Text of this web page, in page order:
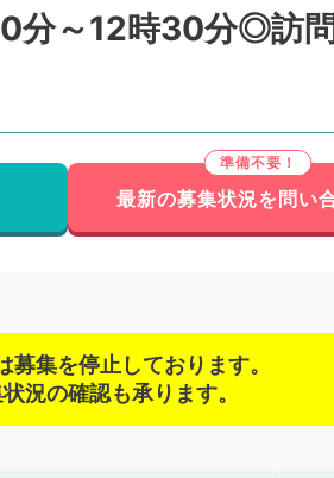
～12時30分◎訪
最新の募集状況を問い
募集を停止しております。
況の確認も承ります。